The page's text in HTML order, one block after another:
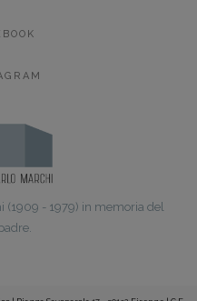
(1909 - 1979) in memoria del